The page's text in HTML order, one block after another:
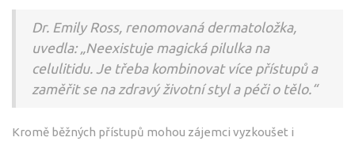
Dr. Emily Ross, renomovaná dermatoložka,
uvedla: „Neexistuje magická pilulka na
celulitidu. Je třeba kombinovat více přístupů a
zaměřit se na zdravý životní styl a péči o tělo.“
Kromě běžných přístupů mohou zájemci vyzkoušet i